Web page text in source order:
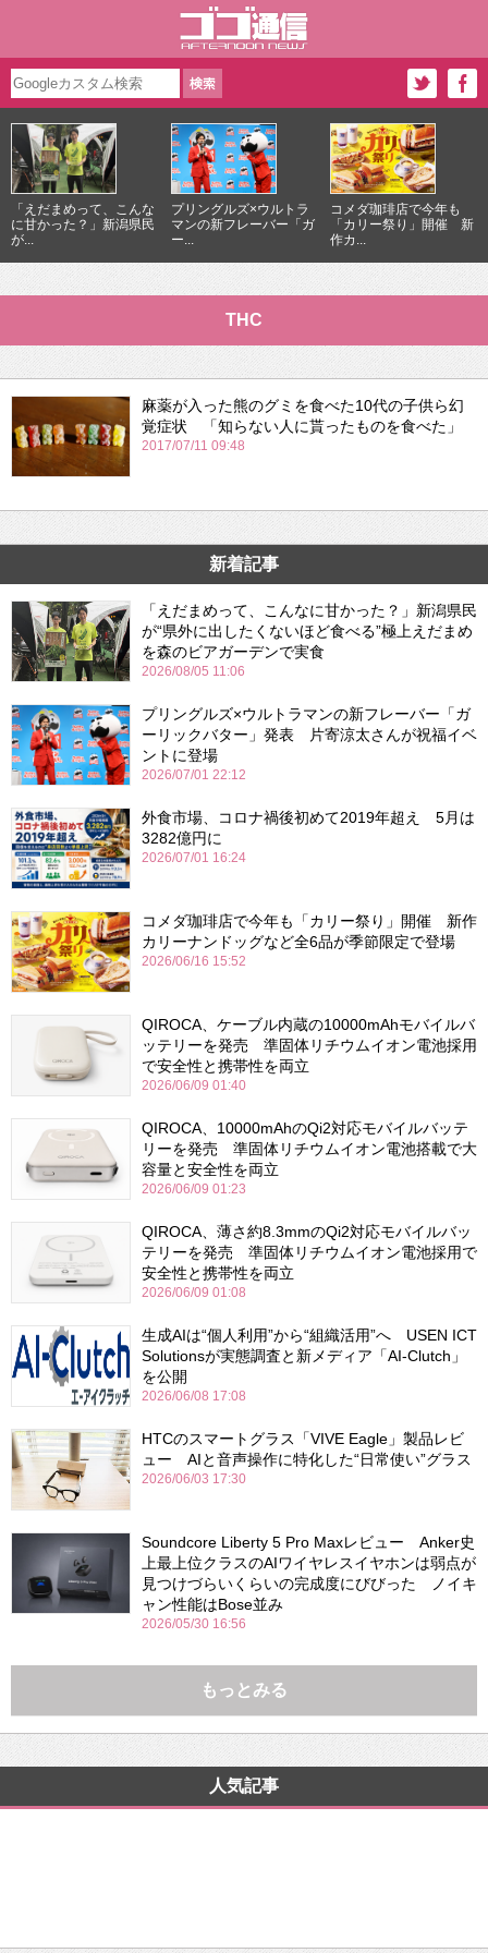
「えだまめって、こんな
に甘かった？」新潟県民
が...
プリングルズ×ウルトラ
マンの新フレーバー「ガ
ー...
コメダ珈琲店で今年も
「カリー祭り」開催 新
作カ...
THC
麻薬が入った熊のグミを食べた10代の子供ら幻
覚症状 「知らない人に貰ったものを食べた」
2017/07/11 09:48
新着記事
「えだまめって、こんなに甘かった？」新潟県民
が“県外に出したくないほど食べる”極上えだまめ
を森のビアガーデンで実食
2026/08/05 11:06
プリングルズ×ウルトラマンの新フレーバー「ガ
ーリックバター」発表 片寄涼太さんが祝福イベ
ントに登場
2026/07/01 22:12
外食市場、コロナ禍後初めて2019年超え 5月は
3282億円に
2026/07/01 16:24
コメダ珈琲店で今年も「カリー祭り」開催 新作
カリーナンドッグなど全6品が季節限定で登場
2026/06/16 15:52
QIROCA、ケーブル内蔵の10000mAhモバイルバ
ッテリーを発売 準固体リチウムイオン電池採用
で安全性と携帯性を両立
2026/06/09 01:40
QIROCA、10000mAhのQi2対応モバイルバッテ
リーを発売 準固体リチウムイオン電池搭載で大
容量と安全性を両立
2026/06/09 01:23
QIROCA、薄さ約8.3mmのQi2対応モバイルバッ
テリーを発売 準固体リチウムイオン電池採用で
安全性と携帯性を両立
2026/06/09 01:08
生成AIは“個人利用”から“組織活用”へ USEN ICT
Solutionsが実態調査と新メディア「AI-Clutch」
を公開
2026/06/08 17:08
HTCのスマートグラス「VIVE Eagle」製品レビ
ュー AIと音声操作に特化した“日常使い”グラス
2026/06/03 17:30
Soundcore Liberty 5 Pro Maxレビュー Anker史
上最上位クラスのAIワイヤレスイヤホンは弱点が
見つけづらいくらいの完成度にびびった ノイキ
ャン性能はBose並み
2026/05/30 16:56
もっとみる
人気記事